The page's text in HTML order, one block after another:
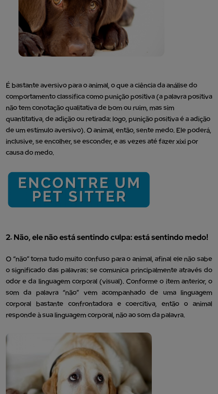
É bastante aversivo para o animal, o que a ciência da análise do
comportamento classifica como punição positiva (a palavra positiva
não tem conotação qualitativa de bom ou ruim, mas sim
quantitativa, de adição ou retirada: logo, punição positiva é a adição
de um estímulo aversivo). O animal, então, sente medo. Ele poderá,
inclusive, se encolher, se esconder, e as vezes até fazer xixi por
causa do medo.
2. Não, ele não está sentindo culpa: está sentindo medo!
O “não” torna tudo muito confuso para o animal, afinal ele não sabe
o significado das palavras: se comunica principalmente através do
odor e da linguagem corporal (visual). Conforme o item anterior, o
som da palavra “não” vem acompanhado de uma linguagem
corporal bastante confrontadora e coercitiva, então o animal
responde à sua linguagem corporal, não ao som da palavra.